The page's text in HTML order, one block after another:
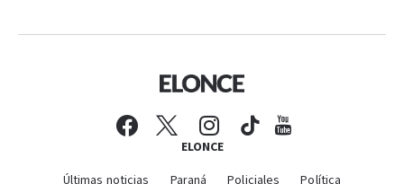
ELONCE
Últimas noticias Paraná Policiales Política